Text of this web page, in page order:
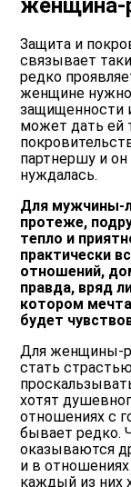
женщина-
Защита и
связывает
редко
женщине
защищенности
может дать ей
партнершу и
нуждалась.
Для мужчины-
протеже,
тепло и
практически
отношений,
правда, вряд
котором
будет
Для женщины-
стать
хотят
отношениях с
бывает редко.
оказываются
и в
каждый из них